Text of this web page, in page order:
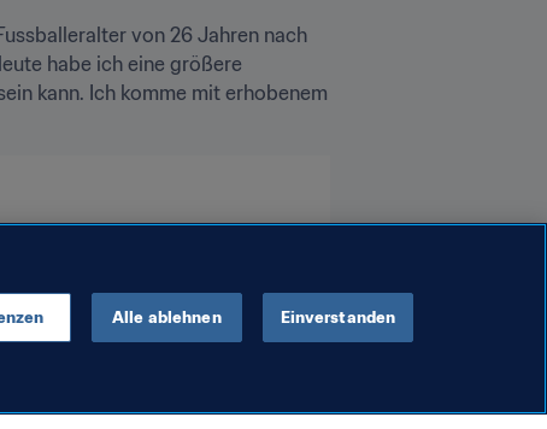
von 26 Jahren nach
habe ich eine größere
kann. Ich komme mit erhobenem
Alle ablehnen Einverstanden